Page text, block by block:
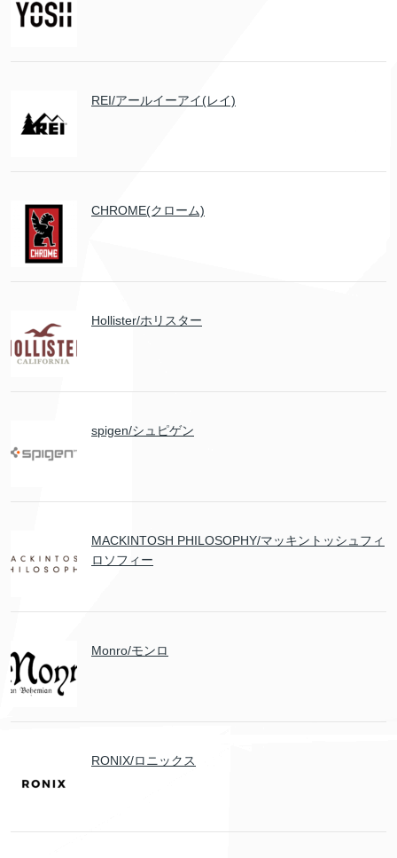
REI/アールイーアイ(レイ)
CHROME(クローム)
Hollister/ホリスター
spigen/シュピゲン
MACKINTOSH PHILOSOPHY/マッキントッシュフィ
ロソフィー
Monro/モンロ
RONIX/ロニックス